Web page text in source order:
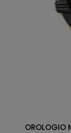
OROLOGIO